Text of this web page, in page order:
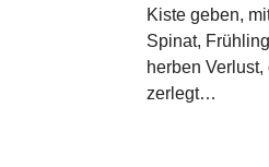
Kiste geben,
Spinat,
herben
zerlegt…